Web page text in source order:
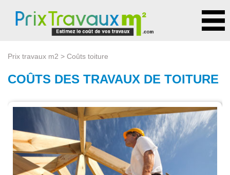
Prix travaux m2 > Coûts toiture
COÛTS DES TRAVAUX DE TOITURE